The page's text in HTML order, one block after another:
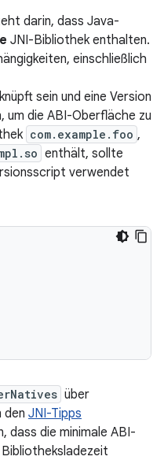
darin, dass Java-
JNI-Bibliothek enthalten.
einschließlich
sein und eine Version
die ABI-Oberfläche zu
com.example.foo ,
enthält, sollte
verwendet
über
den JNI-Tipps
dass die minimale ABI-